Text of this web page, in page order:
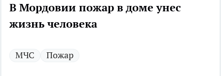
В Мордовии пожар в доме унес
жизнь человека
МЧС Пожар